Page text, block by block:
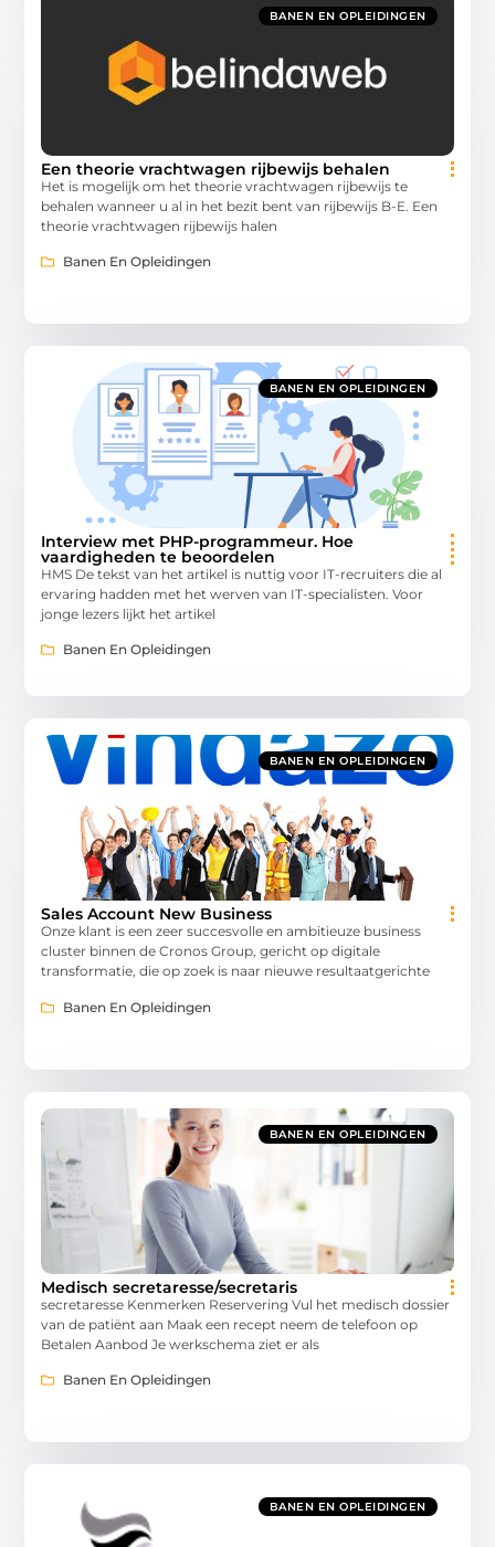
BANEN EN OPLEIDINGEN
Een theorie vrachtwagen rijbewijs behalen
Het is mogelijk om het theorie vrachtwagen rijbewijs te
behalen wanneer u al in het bezit bent van rijbewijs B-E. Een
theorie vrachtwagen rijbewijs halen
Banen En Opleidingen
BANEN EN OPLEIDINGEN
Interview met PHP-programmeur. Hoe
vaardigheden te beoordelen
HMS De tekst van het artikel is nuttig voor IT-recruiters die al
ervaring hadden met het werven van IT-specialisten. Voor
jonge lezers lijkt het artikel
Banen En Opleidingen
BANEN EN OPLEIDINGEN
Sales Account New Business
Onze klant is een zeer succesvolle en ambitieuze business
cluster binnen de Cronos Group, gericht op digitale
transformatie, die op zoek is naar nieuwe resultaatgerichte
Banen En Opleidingen
BANEN EN OPLEIDINGEN
Medisch secretaresse/secretaris
secretaresse Kenmerken Reservering Vul het medisch dossier
van de patiënt aan Maak een recept neem de telefoon op
Betalen Aanbod Je werkschema ziet er als
Banen En Opleidingen
BANEN EN OPLEIDINGEN